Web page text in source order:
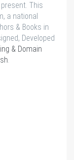
This
a national
& Books in
Developed
& Domain